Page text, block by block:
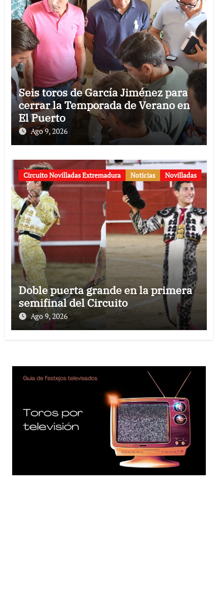
Seis toros de García Jiménez para
cerrar la Temporada de Verano en
El Puerto
Ago 9, 2026
Circuito Novilladas Extremadura Noticias Novilladas
Doble puerta grande en la primera
semifinal del Circuito
Ago 9, 2026